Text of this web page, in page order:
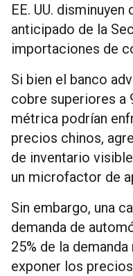
EE. UU.
anticipado de la
importaciones de
Si bien el banco
cobre superiores a
métrica podrían
precios chinos,
de inventario
un microfactor de
Sin embargo, una
demanda de
25% de la
exponer los